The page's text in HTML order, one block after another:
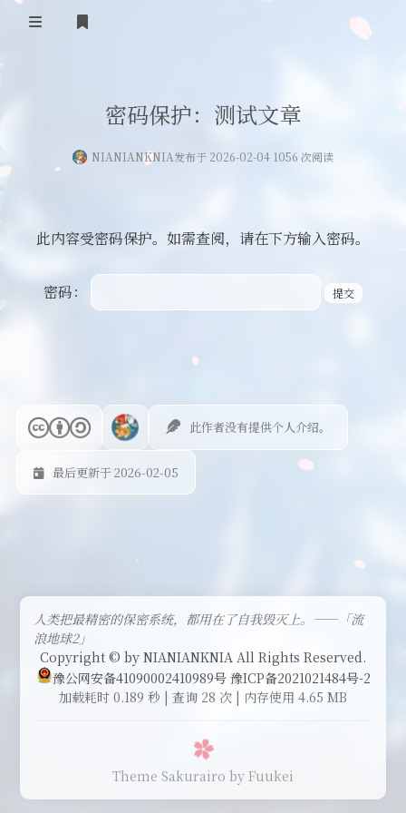
服务器相关
其他
密码保护：测试文章
NIANIANKNIA发布于 2026-02-04 1056 次阅读
此内容受密码保护。如需查阅，请在下方输入密码。
密码：
此作者没有提供个人介绍。
最后更新于 2026-02-05
人类把最精密的保密系统，都用在了自我毁灭上。——「流
浪地球2」
Copyright © by NIANIANKNIA All Rights Reserved.
豫公网安备41090002410989号 豫ICP备2021021484号-2
加载耗时 0.189 秒 | 查询 28 次 | 内存使用 4.65 MB
Theme Sakurairo by Fuukei